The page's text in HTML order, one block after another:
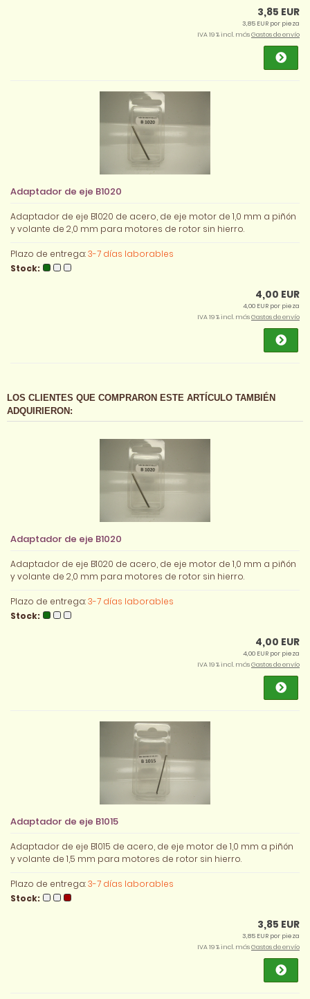
3,85 EUR
3,85 EUR por pieza
IVA 19 % incl. másGastos de envío
Adaptador de eje B1020
Adaptador de eje B1020 de acero, de eje motor de 1,0 mm a piñón
y volante de 2,0 mm para motores de rotor sin hierro.
Plazo de entrega:3-7 días laborables
Stock:
4,00 EUR
4,00 EUR por pieza
IVA 19 % incl. másGastos de envío
LOS CLIENTES QUE COMPRARON ESTE ARTÍCULO TAMBIÉN
ADQUIRIERON:
Adaptador de eje B1020
Adaptador de eje B1020 de acero, de eje motor de 1,0 mm a piñón
y volante de 2,0 mm para motores de rotor sin hierro.
Plazo de entrega:3-7 días laborables
Stock:
4,00 EUR
4,00 EUR por pieza
IVA 19 % incl. másGastos de envío
Adaptador de eje B1015
Adaptador de eje B1015 de acero, de eje motor de 1,0 mm a piñón
y volante de 1,5 mm para motores de rotor sin hierro.
Plazo de entrega:3-7 días laborables
Stock:
3,85 EUR
3,85 EUR por pieza
IVA 19 % incl. másGastos de envío